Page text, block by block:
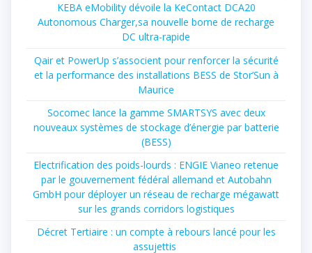
KEBA eMobility dévoile la KeContact DCA20
Autonomous Charger,sa nouvelle borne de recharge
DC ultra-rapide
Qair et PowerUp s’associent pour renforcer la sécurité
et la performance des installations BESS de Stor’Sun à
Maurice
Socomec lance la gamme SMARTSYS avec deux
nouveaux systèmes de stockage d’énergie par batterie
(BESS)
Electrification des poids-lourds : ENGIE Vianeo retenue
par le gouvernement fédéral allemand et Autobahn
GmbH pour déployer un réseau de recharge mégawatt
sur les grands corridors logistiques
Décret Tertiaire : un compte à rebours lancé pour les
assujettis